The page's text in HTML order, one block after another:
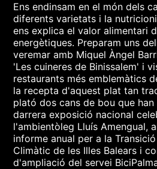
Ens endinsam en el món dels
diferents varietats i la
ens explica el valor alimentari
energètiques. Preparam uns
veremar amb Miquel Àngel
'Les cuineres de Binissalem' i
restaurants més emblemàtics
la recepta d'aquest plat tan
plató dos cans de bou que
darrera exposició nacional
l'ambientòleg Lluís Amengual,
informe anual per a la
Climàtic de les Illes Balears i
d'ampliació del servei